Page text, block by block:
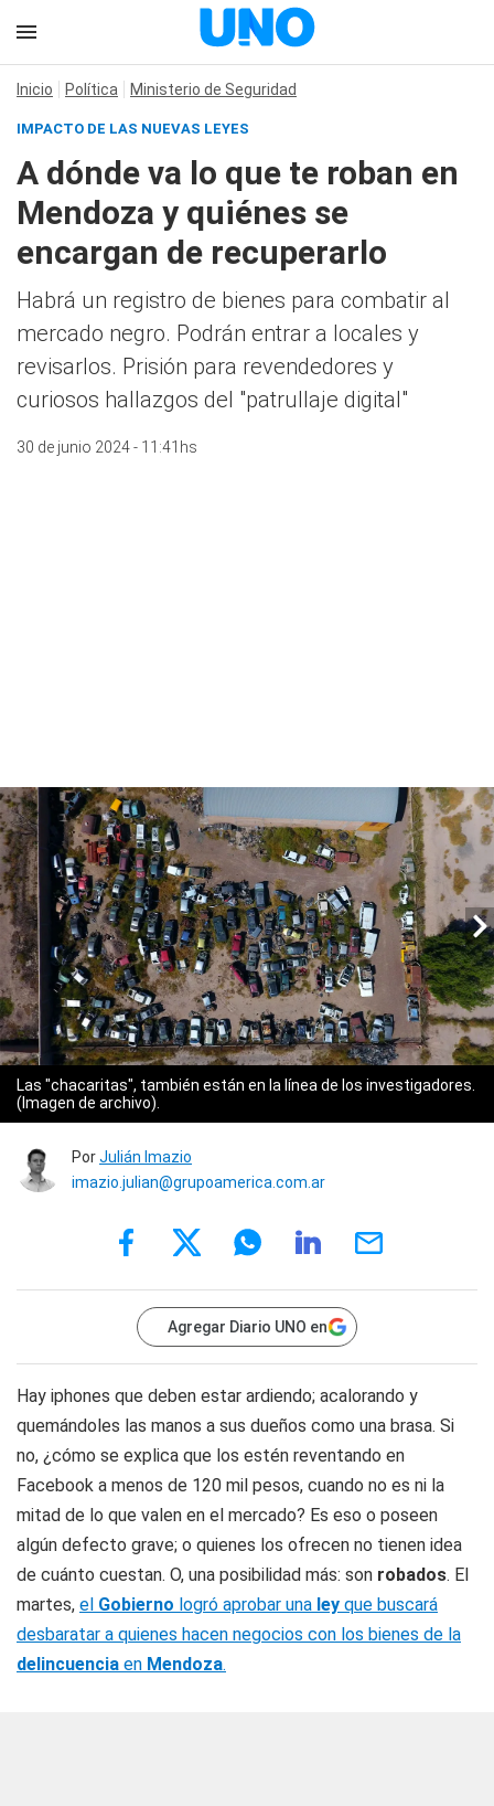
Inicio Política Ministerio de Seguridad
IMPACTO DE LAS NUEVAS LEYES
A dónde va lo que te roban en
Mendoza y quiénes se
encargan de recuperarlo
Habrá un registro de bienes para combatir al
mercado negro. Podrán entrar a locales y
revisarlos. Prisión para revendedores y
curiosos hallazgos del "patrullaje digital"
30 de junio 2024 - 11:41hs
Las "chacaritas", también están en la línea de los investigadores.
(Imagen de archivo).
PorJulián Imazio
imazio.julian@grupoamerica.com.ar
Agregar Diario UNO en
Hay iphones que deben estar ardiendo; acalorando y
quemándoles las manos a sus dueños como una brasa. Si
no, ¿cómo se explica que los estén reventando en
Facebook a menos de 120 mil pesos, cuando no es ni la
mitad de lo que valen en el mercado? Es eso o poseen
algún defecto grave; o quienes los ofrecen no tienen idea
de cuánto cuestan. O, una posibilidad más: son robados. El
martes, el Gobierno logró aprobar una ley que buscará
desbaratar a quienes hacen negocios con los bienes de la
delincuencia en Mendoza.